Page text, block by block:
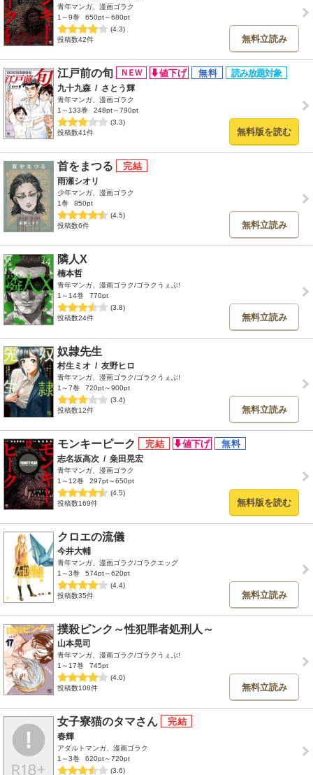
青年マンガ、漫画ゴラク
1～9巻
650pt～680pt
(4.3)
投稿数42件
無料立読み
江戸前の旬
九十九森 / さとう輝
青年マンガ、漫画ゴラク
1～133巻
248pt～790pt
(3.3)
投稿数41件
無料版を読む
首をまつる
雨瀬シオリ
少年マンガ、漫画ゴラク
1巻
850pt
(4.5)
投稿数6件
無料立読み
隣人X
楠本哲
青年マンガ、漫画ゴラク/ゴラクうぇぶ!
1～14巻
770pt
(3.8)
投稿数24件
無料立読み
奴隷先生
村生ミオ / 友野ヒロ
青年マンガ、漫画ゴラク/ゴラクうぇぶ!
1～7巻
720pt～900pt
(3.4)
投稿数12件
無料立読み
モンキーピーク
志名坂高次 / 粂田晃宏
青年マンガ、漫画ゴラク
1～12巻
297pt～650pt
(4.5)
投稿数169件
無料版を読む
クロエの流儀
今井大輔
青年マンガ、漫画ゴラク/ゴラクエッグ
1～3巻
574pt～620pt
(4.4)
投稿数35件
無料立読み
撲殺ピンク～性犯罪者処刑人～
山本晃司
青年マンガ、漫画ゴラク/ゴラクうぇぶ!
1～17巻
745pt
(4.0)
投稿数108件
無料立読み
女子寮猫のタマさん
春輝
アダルトマンガ、漫画ゴラク
1～3巻
620pt～720pt
(3.6)